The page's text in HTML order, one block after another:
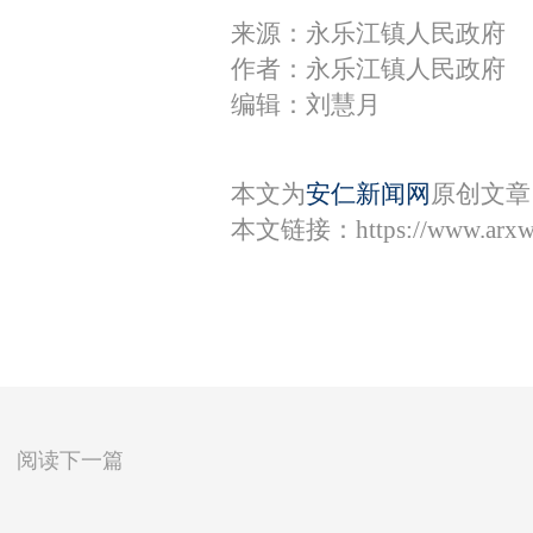
来源：永乐江镇人民政府
作者：永乐江镇人民政府
编辑：刘慧月
本文为安仁新闻网 原创文
本文链接： https://
阅读下一篇